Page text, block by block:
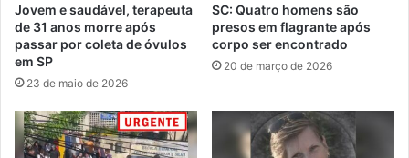
Jovem e saudável, terapeuta
de 31 anos morre após
passar por coleta de óvulos
em SP
23 de maio de 2026
SC: Quatro homens são
presos em flagrante após
corpo ser encontrado
20 de março de 2026